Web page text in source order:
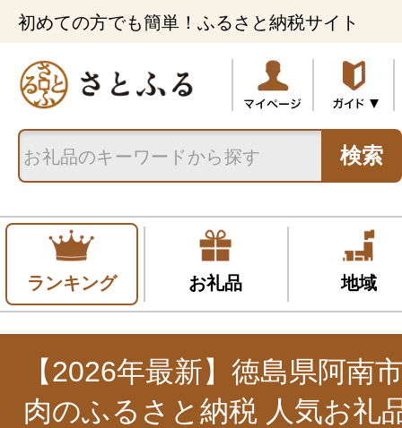
初めての方でも簡単！ふるさと納税サイト
検索
ランキング お礼品 地域
【2026年最新】徳島県阿南
肉のふるさと納税 人気お礼